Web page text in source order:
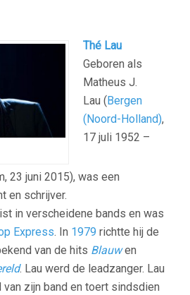
Thé Lau
Geboren als
Matheus J.
Lau (Bergen
(Noord-Holland),
17 juli 1952 –
23 juni 2015), was een
en schrijver.
in verscheidene bands en was
Express. In 1979 richtte hij de
van de hits Blauwen
. Lau werd de leadzanger. Lau
zijn band en toert sindsdien